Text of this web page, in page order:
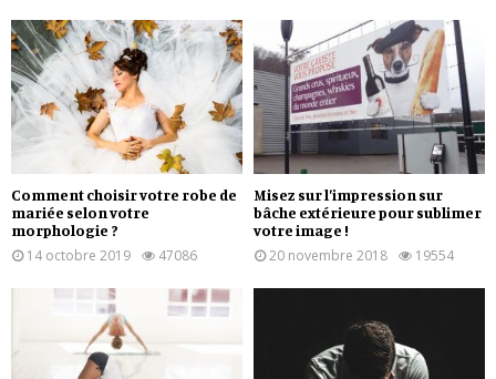
Comment choisir votre robe de
mariée selon votre
morphologie ?
14 octobre 2019
47086
Misez sur l’impression sur
bâche extérieure pour sublimer
votre image !
20 novembre 2018
19554